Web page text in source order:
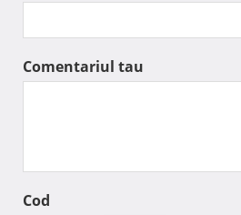
Comentariul tau
Cod